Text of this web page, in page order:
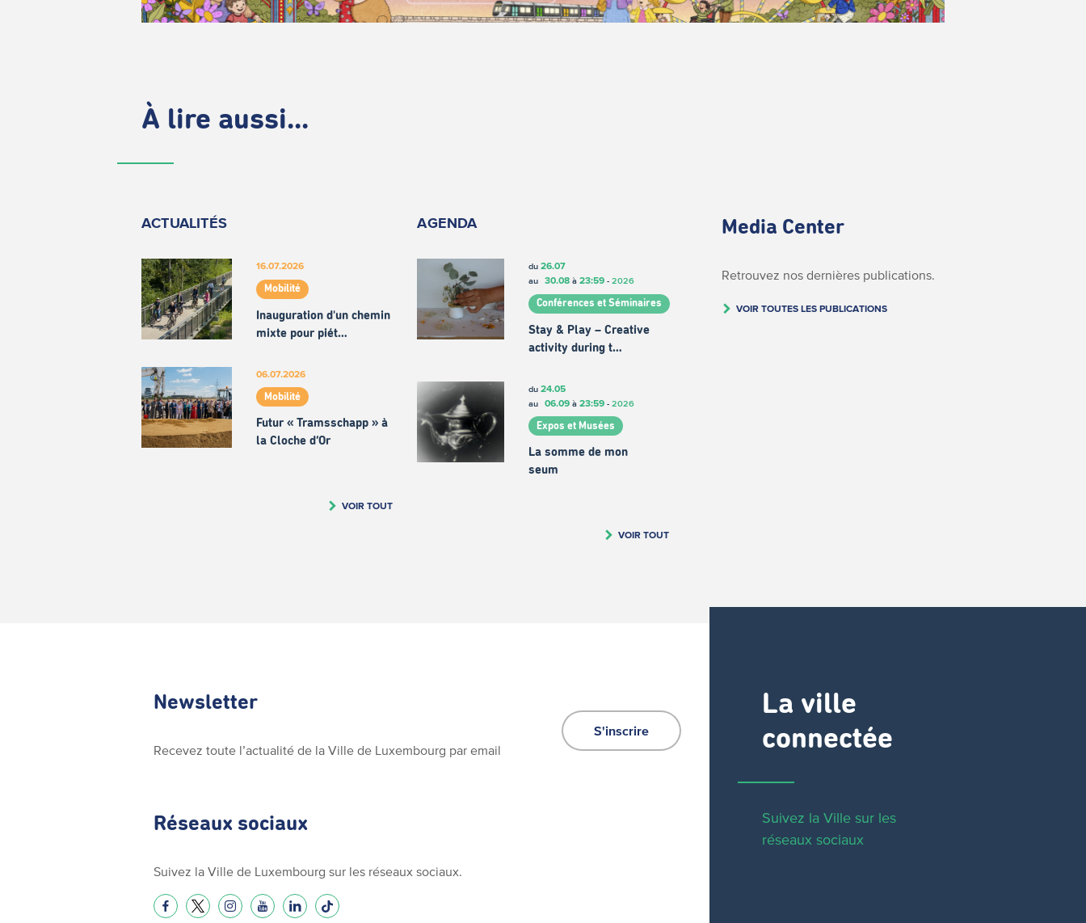
À lire aussi...
ACTUALITÉS
16.07.2026
Mobilité
Inauguration d'un chemin
mixte pour piét…
06.07.2026
Mobilité
Futur « Tramsschapp » à
la Cloche d’Or
VOIR TOUT
AGENDA
du 26.07
au 30.08à 23:59- 2026
Conférences et Séminaires
Stay & Play – Creative
activity during t…
du 24.05
au 06.09à 23:59- 2026
Expos et Musées
La somme de mon
seum
VOIR TOUT
Media Center
Retrouvez nos dernières publications.
VOIR TOUTES LES PUBLICATIONS
La ville
connectée
Suivez la Ville sur les
réseaux sociaux
Newsletter
Recevez toute l’actualité de la Ville de Luxembourg par email
S'inscrire
Réseaux sociaux
Suivez la Ville de Luxembourg sur les réseaux sociaux.